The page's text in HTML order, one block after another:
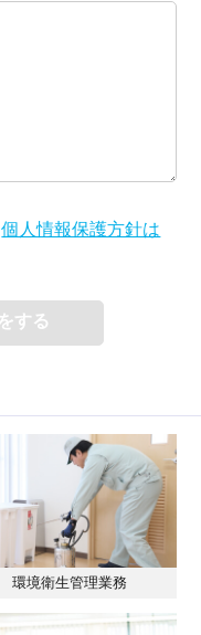
個人情報保護方針は
環境衛生管理業務